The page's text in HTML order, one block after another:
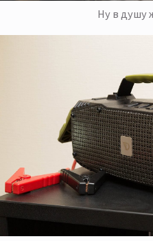
Ну в душу